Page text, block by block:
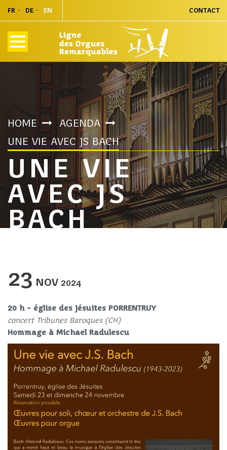
FR DE EN CONTACT
HOME
AGENDA
UNE VIE AVEC JS BACH
UNE VIE
AVEC JS
BACH
23 NOV 2024
20 h – église des Jésuites PORRENTRUY
concert Tribunes Baroques (CH)
Hommage à Michael Radulescu